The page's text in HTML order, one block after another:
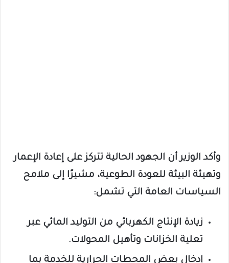
وأكد الوزير أن الجهود الحالية تتركز على إعادة الإعمار
وتهيئة البيئة للعودة الطوعية، مشيرًا إلى ملامح
السياسات العامة التي تشمل:
زيادة الإنتاج الكهربائي من التوليد المائي عبر
تعلية الخزانات وتأهيل المحولات.
إدخال بعض المحطات الحرارية للخدمة بما